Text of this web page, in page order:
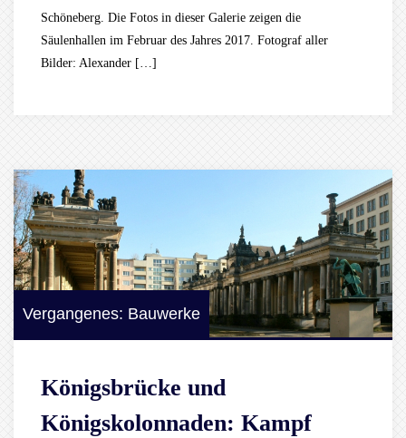
Schöneberg. Die Fotos in dieser Galerie zeigen die
Säulenhallen im Februar des Jahres 2017. Fotograf aller
Bilder: Alexander […]
Vergangenes: Bauwerke
Königsbrücke und
Königskolonnaden: Kampf